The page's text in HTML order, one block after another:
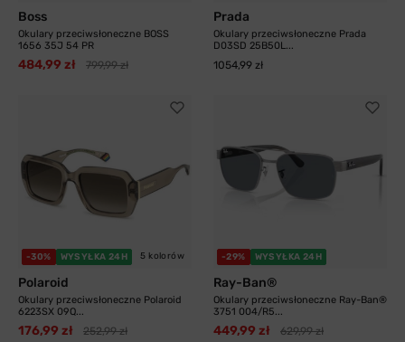
Boss
Okulary przeciwsłoneczne BOSS
1656 35J 54 PR
484,99 zł 799,99 zł
Prada
Okulary przeciwsłoneczne Prada
D03SD 25B50L...
1054,99 zł
-30% WYSYŁKA 24H 5 kolorów
Polaroid
Okulary przeciwsłoneczne Polaroid
6223SX 09Q...
176,99 zł 252,99 zł
-29% WYSYŁKA 24H
Ray-Ban®
Okulary przeciwsłoneczne Ray-Ban®
3751 004/R5...
449,99 zł 629,99 zł